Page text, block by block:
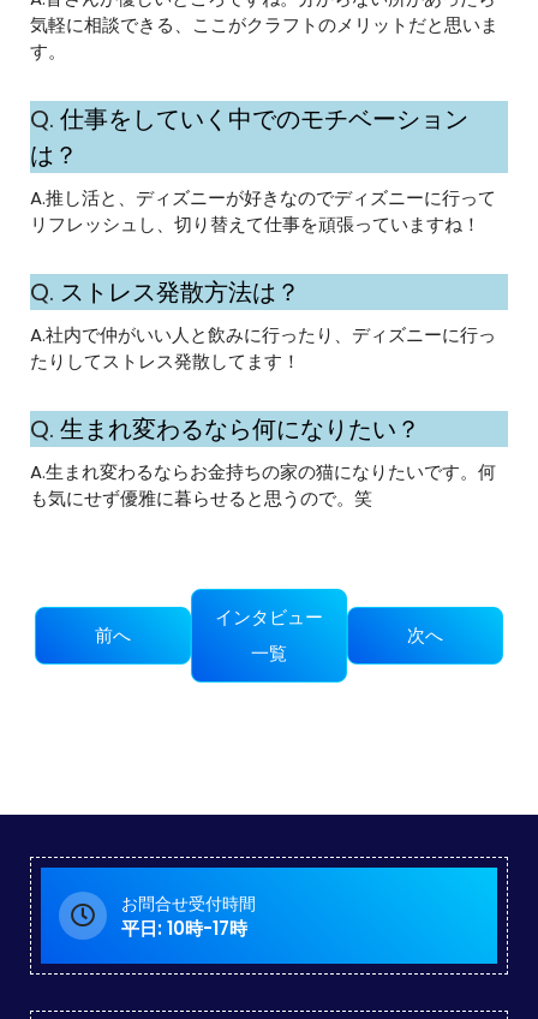
気軽に相談できる、ここがクラフトのメリットだと思いま
す。
Q. 仕事をしていく中でのモチベーション
は？
A.推し活と、ディズニーが好きなのでディズニーに行って
リフレッシュし、切り替えて仕事を頑張っていますね！
Q. ストレス発散方法は？
A.社内で仲がいい人と飲みに行ったり、ディズニーに行っ
たりしてストレス発散してます！
Q. 生まれ変わるなら何になりたい？
A.生まれ変わるならお金持ちの家の猫になりたいです。何
も気にせず優雅に暮らせると思うので。笑
前へ
インタビュー
一覧
次へ
お問合せ受付時間
平日: 10時-17時